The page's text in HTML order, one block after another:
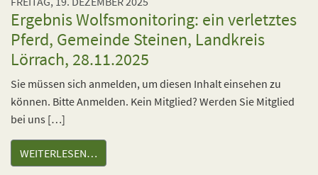
Ergebnis Wolfsmonitoring: ein verletztes
Pferd, Gemeinde Steinen, Landkreis
Lörrach, 28.11.2025
Sie müssen sich anmelden, um diesen Inhalt einsehen zu
können. Bitte Anmelden. Kein Mitglied? Werden Sie Mitglied
bei uns […]
WEITERLESEN…